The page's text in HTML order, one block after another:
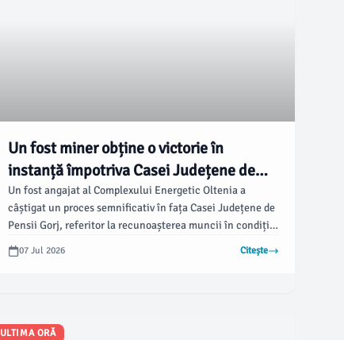
Un fost miner obține o victorie în
instanță împotriva Casei Județene de
Pensii Gorj
Un fost angajat al Complexului Energetic Oltenia a
câștigat un proces semnificativ în fața Casei Județene de
Pensii Gorj, referitor la recunoașterea muncii în condiții
speciale și recalcularea pensiei. Decizia definitivă a fost
pronunțată de Curtea de Apel Craiova pe 11 iunie 2026,
07 Jul 2026 Citește
ULTIMA ORĂ